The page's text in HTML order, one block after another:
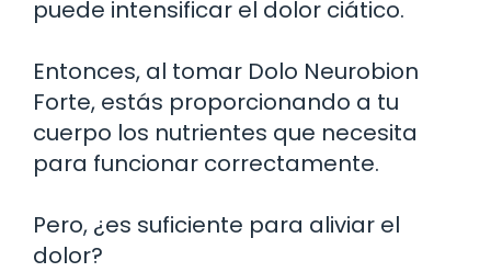
puede intensificar el dolor ciático.
Entonces, al tomar Dolo Neurobion
Forte, estás proporcionando a tu
cuerpo los nutrientes que necesita
para funcionar correctamente.
Pero, ¿es suficiente para aliviar el
dolor?